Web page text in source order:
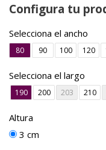
Configura tu
Selecciona el ancho
80 90 100 120
Selecciona el largo
190 200 203 210
Altura
3 cm